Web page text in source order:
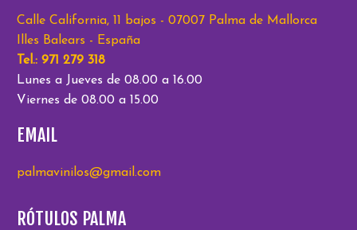
Calle California, 11 bajos - 07007 Palma de Mallorca
Illes Balears - España
Tel.: 971 279 318
Lunes a Jueves de 08.00 a 16.00
Viernes de 08.00 a 15.00
EMAIL
palmavinilos@gmail.com
RÓTULOS PALMA